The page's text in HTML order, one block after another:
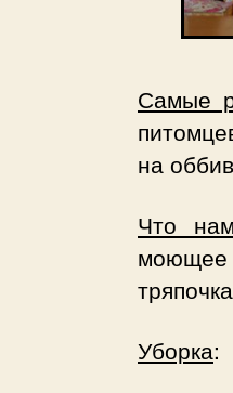
Самые
на
Что
моющее
Уборка: